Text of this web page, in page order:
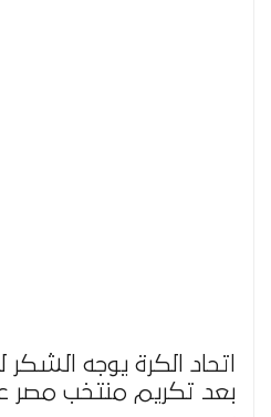
اتحاد الكرة يوجه
بعد تكريم منتخب مصر عقب